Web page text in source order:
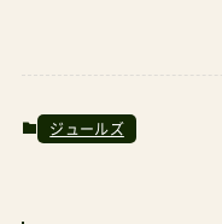
価販売。Amazonで
ジュールズ